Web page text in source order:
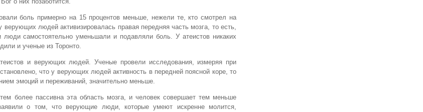
боль примерно на 15 процентов меньше, нежели те, кто смотрел на
людей активизировалась правая передняя часть мозга, то есть,
самостоятельно уменьшали и подавляли боль. У атеистов никаких
и ученые из Торонто.
и верующих людей. Ученые провели исследования, измеряя при
что у верующих людей активность в передней поясной коре, то
эмоций и переживаний, значительно меньше.
более пассивна эта область мозга, и человек совершает тем меньше
о том, что верующие люди, которые умеют искренне молится,